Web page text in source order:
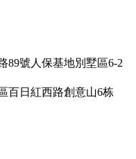
89號人保基地別墅區6-2
百日紅西路創意山6栋